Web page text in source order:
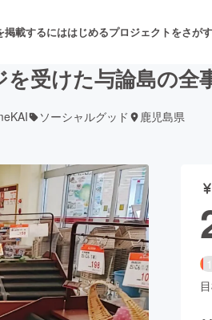
掲載するにははじめるプロジェクトをさがす
舞台・パフォー
発 フード・飲食店
アニメ・漫画
受けた与論島の全
ソーシャルグッド 鹿児島県